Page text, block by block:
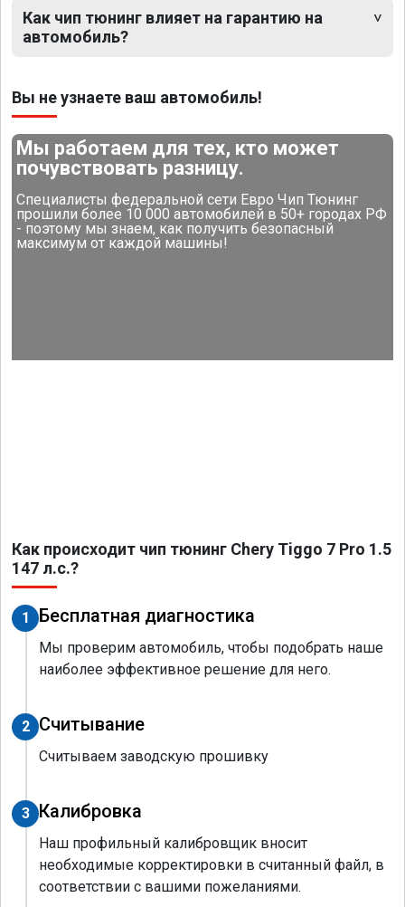
Как чип тюнинг влияет на гарантию на
автомобиль?
Вы не узнаете ваш автомобиль!
Мы работаем для тех, кто может
почувствовать разницу.
Специалисты федеральной сети Евро Чип Тюнинг
прошили более 10 000 автомобилей в 50+ городах РФ
- поэтому мы знаем, как получить безопасный
максимум от каждой машины!
Как происходит чип тюнинг Chery Tiggo 7 Pro 1.5
147 л.с.?
1 Бесплатная диагностика
Мы проверим автомобиль, чтобы подобрать наше
наиболее эффективное решение для него.
2 Считывание
Считываем заводскую прошивку
3 Калибровка
Наш профильный калибровщик вносит
необходимые корректировки в считанный файл, в
соответствии с вашими пожеланиями.